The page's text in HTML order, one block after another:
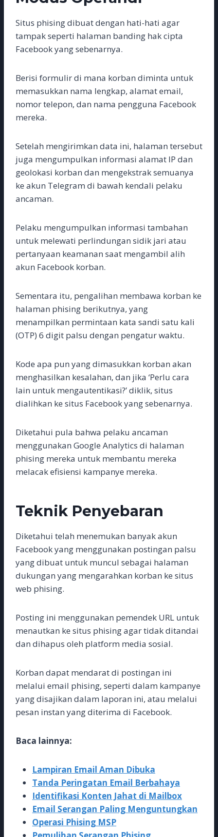
Situs phising dibuat dengan hati-hati agar
tampak seperti halaman banding hak cipta
Facebook yang sebenarnya.
Berisi formulir di mana korban diminta untuk
memasukkan nama lengkap, alamat email,
nomor telepon, dan nama pengguna Facebook
mereka.
Setelah mengirimkan data ini, halaman tersebut
juga mengumpulkan informasi alamat IP dan
geolokasi korban dan mengekstrak semuanya
ke akun Telegram di bawah kendali pelaku
ancaman.
Pelaku mengumpulkan informasi tambahan
untuk melewati perlindungan sidik jari atau
pertanyaan keamanan saat mengambil alih
akun Facebook korban.
Sementara itu, pengalihan membawa korban ke
halaman phising berikutnya, yang
menampilkan permintaan kata sandi satu kali
(OTP) 6 digit palsu dengan pengatur waktu.
Kode apa pun yang dimasukkan korban akan
menghasilkan kesalahan, dan jika ‘Perlu cara
lain untuk mengautentikasi?’ diklik, situs
dialihkan ke situs Facebook yang sebenarnya.
Diketahui pula bahwa pelaku ancaman
menggunakan Google Analytics di halaman
phising mereka untuk membantu mereka
melacak efisiensi kampanye mereka.
Teknik Penyebaran
Diketahui telah menemukan banyak akun
Facebook yang menggunakan postingan palsu
yang dibuat untuk muncul sebagai halaman
dukungan yang mengarahkan korban ke situs
web phising.
Posting ini menggunakan pemendek URL untuk
menautkan ke situs phising agar tidak ditandai
dan dihapus oleh platform media sosial.
Korban dapat mendarat di postingan ini
melalui email phising, seperti dalam kampanye
yang disajikan dalam laporan ini, atau melalui
pesan instan yang diterima di Facebook.
Baca lainnya:
Lampiran Email Aman Dibuka
Tanda Peringatan Email Berbahaya
Identifikasi Konten Jahat di Mailbox
Email Serangan Paling Menguntungkan
Operasi Phising MSP